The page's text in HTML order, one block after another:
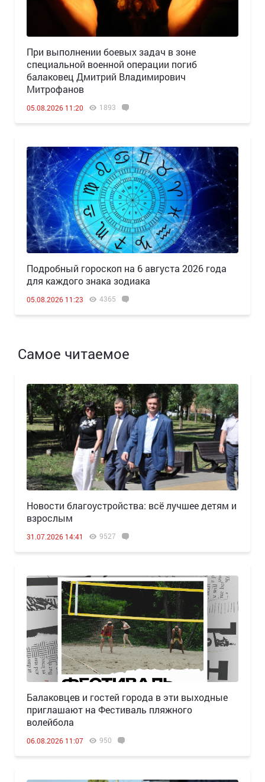
При выполнении боевых задач в зоне
специальной военной операции погиб
балаковец Дмитрий Владимирович
Митрофанов
05.08.2026 11:20 1893
Подробный гороскоп на 6 августа 2026 года
для каждого знака зодиака
05.08.2026 11:23 4365
Самое читаемое
Новости благоустройства: всё лучшее детям и
взрослым
31.07.2026 14:41 9527
Балаковцев и гостей города в эти выходные
приглашают на Фестиваль пляжного
волейбола
06.08.2026 11:07 950